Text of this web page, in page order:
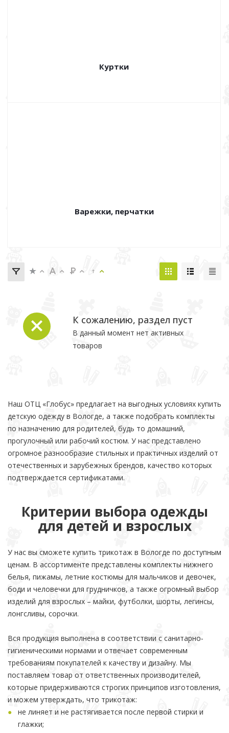
Куртки
Варежки, перчатки
К сожалению, раздел пуст
В данный момент нет активных
товаров
Наш ОТЦ «Глобус» предлагает на выгодных условиях купить
детскую одежду в Вологде, а также подобрать комплекты
по назначению для родителей, будь то домашний,
прогулочный или рабочий костюм. У нас представлено
огромное разнообразие стильных и практичных изделий от
отечественных и зарубежных брендов, качество которых
подтверждается сертификатами.
Критерии выбора одежды
для детей и взрослых
У нас вы сможете купить трикотаж в Вологде по доступным
ценам. В ассортименте представлены комплекты нижнего
белья, пижамы, летние костюмы для мальчиков и девочек,
боди и человечки для грудничков, а также огромный выбор
изделий для взрослых – майки, футболки, шорты, легинсы,
лонгсливы, сорочки.
Вся продукция выполнена в соответствии с санитарно-
гигиеническими нормами и отвечает современным
требованиям покупателей к качеству и дизайну. Мы
поставляем товар от ответственных производителей,
которые придерживаются строгих принципов изготовления,
и можем утверждать, что трикотаж:
не линяет и не растягивается после первой стирки и
глажки;